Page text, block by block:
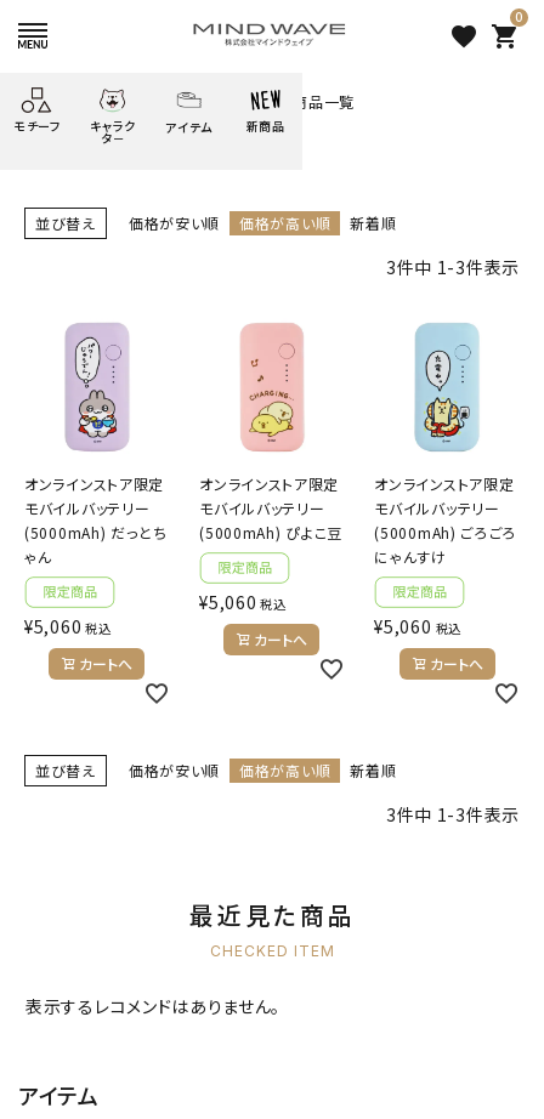
favorite
0
shopping_cart
モチーフ
たべもの
キャラク
タ－
にゃんすけ
一期一会 その他
アイテム
紙文具
文具小物 筆記用具等
雑貨
モバイル
アイテム
新商品
表示するレコメンドはありません。
新着商品
人気商品から探す
モチーフから探す
キャラクターから探す
アイテムから探す
お知らせ
お問い合わせ
ようこそ ゲスト 様
HOME MOTTERUモバイルバッテリー商品一覧
並び替え 価格が安い順 価格が高い順 新着順
3件中 1-3件表示
オンラインストア限定
モバイルバッテリー
(5000mAh) だっとち
ゃん
¥5,060 税込
カートへ
オンラインストア限定
モバイルバッテリー
(5000mAh) ぴよこ豆
¥5,060 税込
カートへ
オンラインストア限定
モバイルバッテリー
(5000mAh) ごろごろ
にゃんすけ
¥5,060 税込
カートへ
並び替え 価格が安い順 価格が高い順 新着順
3件中 1-3件表示
最近見た商品
CHECKED ITEM
表示するレコメンドはありません。
アイテム